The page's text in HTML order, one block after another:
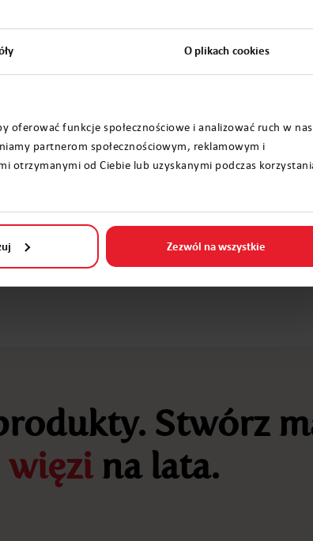
O plikach cookies
funkcje społecznościowe i analizować ruch w
partnerom społecznościowym, reklamowym i
otrzymanymi od Ciebie lub uzyskanymi podczas
Zezwól na wszystkie
Stwórz
więzina lata.